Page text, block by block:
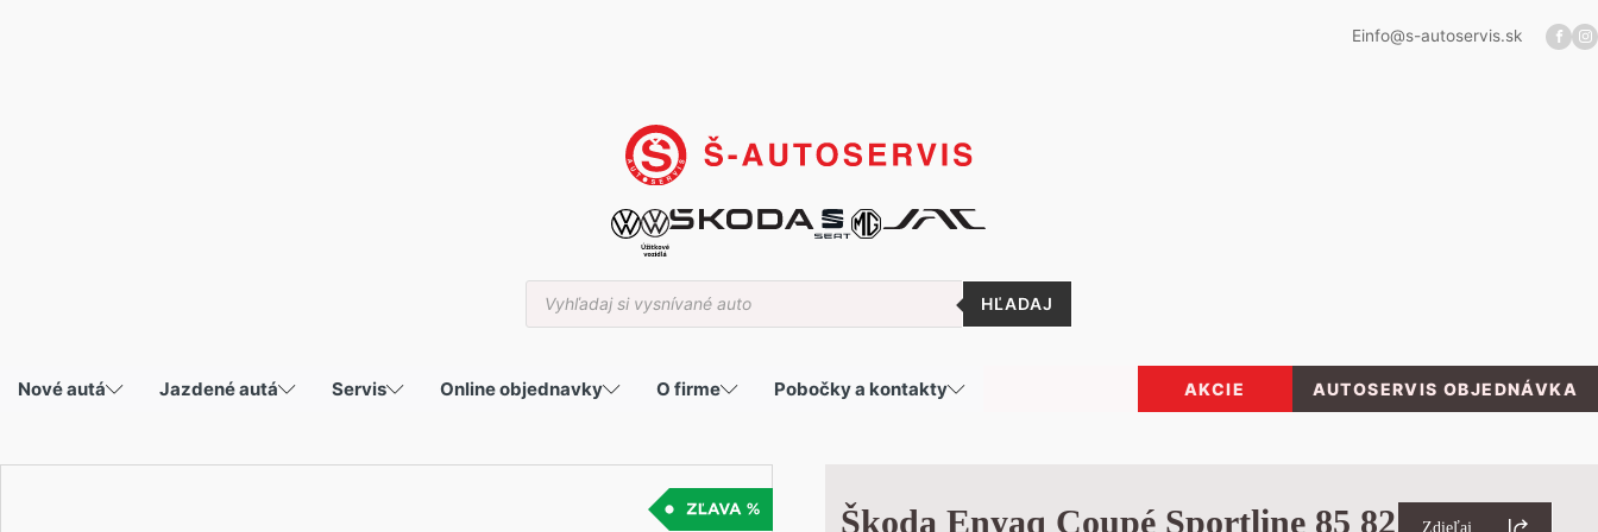
Einfo@s-autoservis.sk
Products
search
Nové autá Jazdené autá Servis Online objednavky O firme Pobočky a kontakty AKCIE AUTOSERVIS OBJEDNÁVKA
Škoda Enyaq Coupé Sportline 85 82
Zdieľaj